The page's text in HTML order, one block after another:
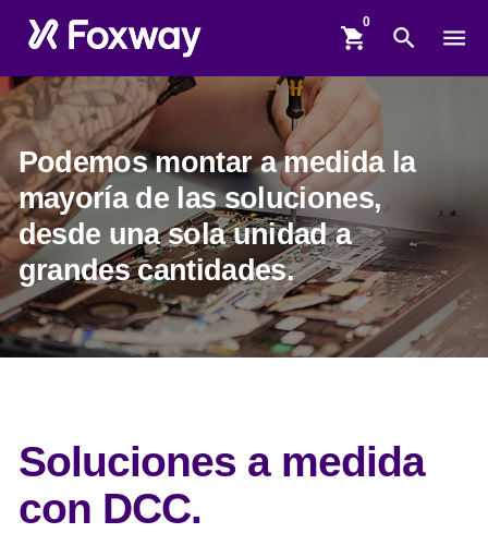
shopping_cart search menu
Podemos montar a medida la
mayoría de las soluciones,
desde una sola unidad a
grandes cantidades.
Soluciones a medida
con DCC.